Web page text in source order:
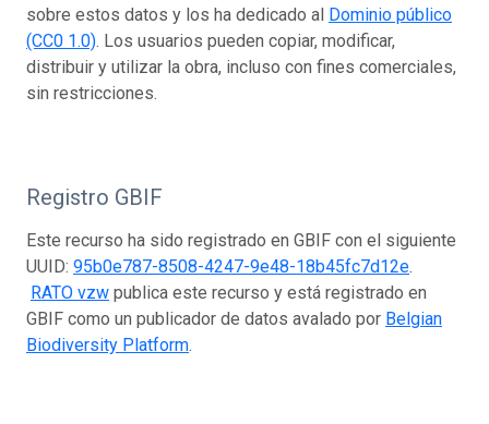
sobre estos datos y los ha dedicado al Dominio público
(CC0 1.0). Los usuarios pueden copiar, modificar,
distribuir y utilizar la obra, incluso con fines comerciales,
sin restricciones.
Registro GBIF
Este recurso ha sido registrado en GBIF con el siguiente
UUID: 95b0e787-8508-4247-9e48-18b45fc7d12e.
RATO vzw publica este recurso y está registrado en
GBIF como un publicador de datos avalado por Belgian
Biodiversity Platform.